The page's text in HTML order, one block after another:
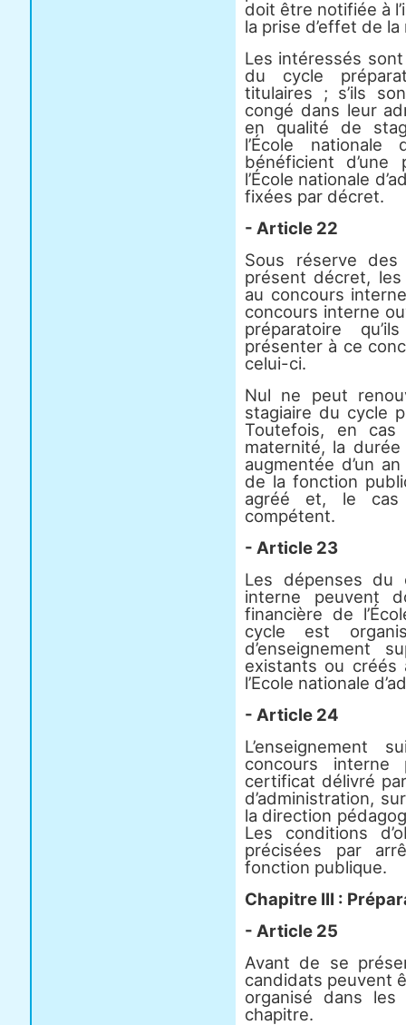
doit être notifiée à
la prise d’effet de
Les intéressés
du cycle
titulaires ; s’ils
congé dans leur
en qualité de
l’École nationale
bénéficient
l’École nationale
fixées par décret.
- Article 22
Sous réserve
présent décret,
au concours
concours interne
préparatoire
présenter à ce
celui-ci.
Nul ne peut
stagiaire du cycle
Toutefois, en cas
maternité, la
augmentée d’un
de la fonction
agréé et, le cas
compétent.
- Article 23
Les dépenses du
interne peuvent
financière de
cycle est
d’enseignement
existants ou
l’Ecole nationale
- Article 24
L’enseignement
concours
certificat délivré
d’administration,
la direction
Les conditions
précisées par
fonction publique.
Chapitre III :
- Article 25
Avant de se
candidats peuvent
organisé dans
chapitre.